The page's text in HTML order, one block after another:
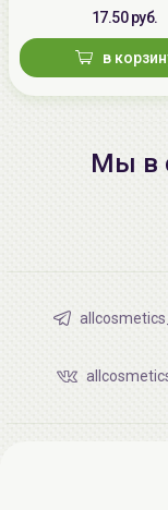
17.50 руб.
в
Мы в